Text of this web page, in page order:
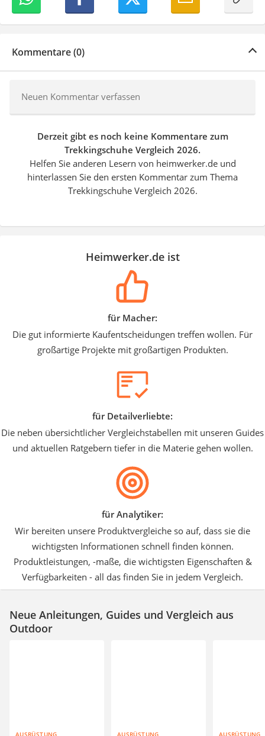
Kommentare (0)
Neuen Kommentar verfassen
Derzeit gibt es noch keine Kommentare zum
Trekkingschuhe Vergleich 2026.
Helfen Sie anderen Lesern von heimwerker.de und
hinterlassen Sie den ersten Kommentar zum Thema
Trekkingschuhe Vergleich 2026.
Heimwerker.de ist
für Macher:
Die gut informierte Kaufentscheidungen treffen wollen. Für
großartige Projekte mit großartigen Produkten.
für Detailverliebte:
Die neben übersichtlicher Vergleichstabellen mit unseren Guides
und aktuellen Ratgebern tiefer in die Materie gehen wollen.
für Analytiker:
Wir bereiten unsere Produktvergleiche so auf, dass sie die
wichtigsten Informationen schnell finden können.
Produktleistungen, -maße, die wichtigsten Eigenschaften &
Verfügbarkeiten - all das finden Sie in jedem Vergleich.
Neue Anleitungen, Guides und Vergleich aus
Outdoor
AUSRÜSTUNG AUSRÜSTUNG AUSRÜSTUNG